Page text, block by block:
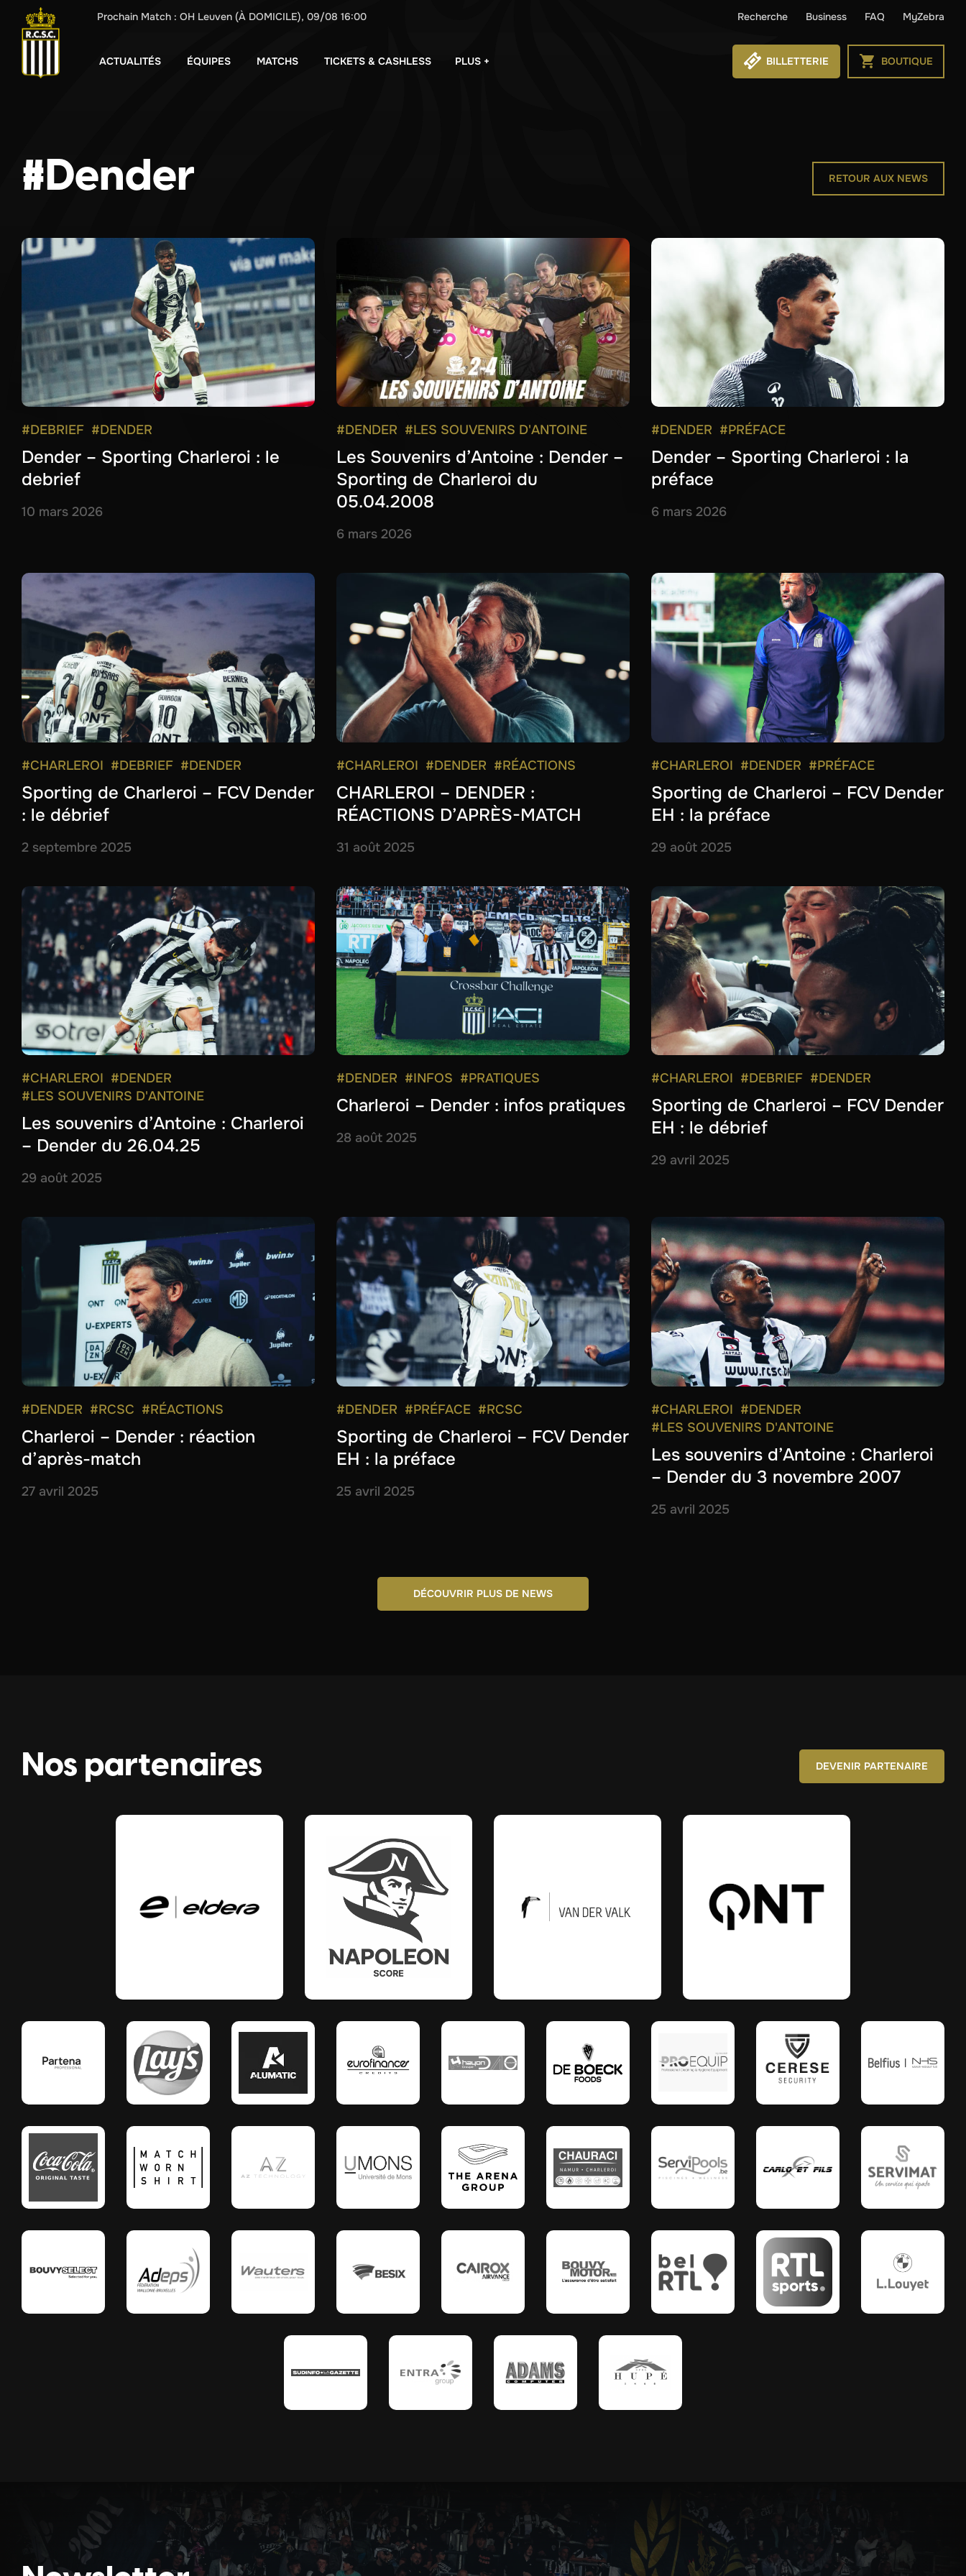
Prochain Match : OH Leuven (À DOMICILE), 09/08 16:00 Recherche Business FAQ MyZebra
ACTUALITÉS ÉQUIPES MATCHS TICKETS & CASHLESS PLUS + BILLETTERIE BOUTIQUE
#Dender RETOUR AUX NEWS
#DEBRIEF #DENDER
Dender – Sporting Charleroi : le
debrief
10 mars 2026
#DENDER #LES SOUVENIRS D'ANTOINE
Les Souvenirs d’Antoine : Dender –
Sporting de Charleroi du
05.04.2008
6 mars 2026
#DENDER #PRÉFACE
Dender – Sporting Charleroi : la
préface
6 mars 2026
#CHARLEROI #DEBRIEF #DENDER
Sporting de Charleroi – FCV Dender
: le débrief
2 septembre 2025
#CHARLEROI #DENDER #RÉACTIONS
CHARLEROI – DENDER :
RÉACTIONS D’APRÈS-MATCH
31 août 2025
#CHARLEROI #DENDER #PRÉFACE
Sporting de Charleroi – FCV Dender
EH : la préface
29 août 2025
#CHARLEROI #DENDER
#LES SOUVENIRS D'ANTOINE
Les souvenirs d’Antoine : Charleroi
– Dender du 26.04.25
29 août 2025
#DENDER #INFOS #PRATIQUES
Charleroi – Dender : infos pratiques
28 août 2025
#CHARLEROI #DEBRIEF #DENDER
Sporting de Charleroi – FCV Dender
EH : le débrief
29 avril 2025
#DENDER #RCSC #RÉACTIONS
Charleroi – Dender : réaction
d’après-match
27 avril 2025
#DENDER #PRÉFACE #RCSC
Sporting de Charleroi – FCV Dender
EH : la préface
25 avril 2025
#CHARLEROI #DENDER
#LES SOUVENIRS D'ANTOINE
Les souvenirs d’Antoine : Charleroi
– Dender du 3 novembre 2007
25 avril 2025
DÉCOUVRIR PLUS DE NEWS
Nos partenaires DEVENIR PARTENAIRE